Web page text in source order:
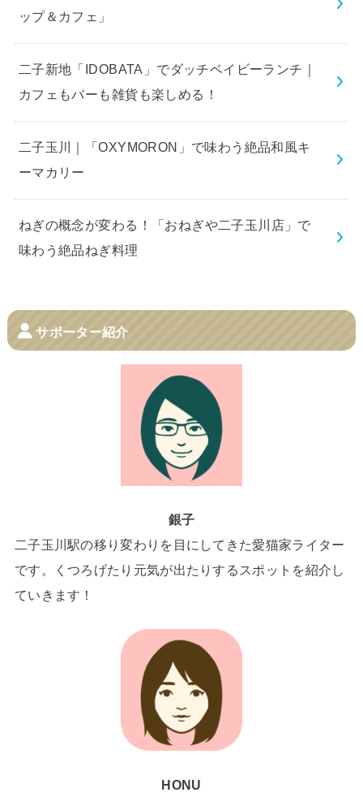
ップ＆カフェ」
二子新地「IDOBATA」でダッチベイビーランチ｜
カフェもバーも雑貨も楽しめる！
二子玉川｜「OXYMORON」で味わう絶品和風キ
ーマカリー
ねぎの概念が変わる！「おねぎや二子玉川店」で
味わう絶品ねぎ料理
サポーター紹介
銀子
二子玉川駅の移り変わりを目にしてきた愛猫家ライター
です。くつろげたり元気が出たりするスポットを紹介し
ていきます！
HONU